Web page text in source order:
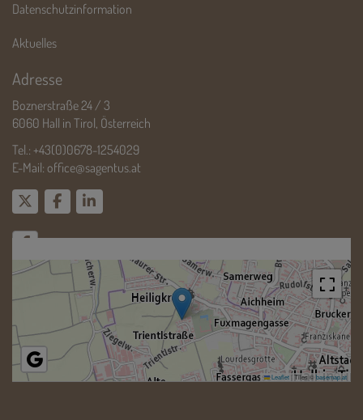
Datenschutzinformation
Aktuelles
Adresse
Boznerstraße 24 / 3
6060 Hall in Tirol, Österreich
Tel.: +43(0)0678-1254029
E-Mail: office@sagentus.at
Leaflet| Tiles ©basemap.at